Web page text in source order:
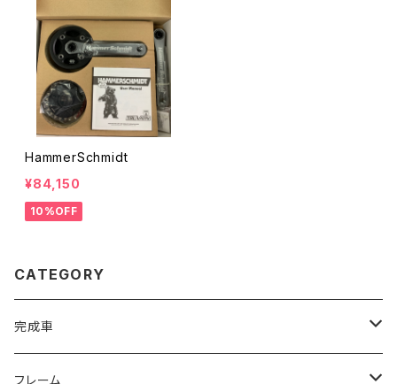
HammerSchmidt
¥84,150
10%OFF
CATEGORY
完成車
ROAD
フレーム